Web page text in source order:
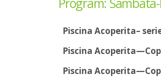
Piscina Acoperita–
Piscina
Piscina